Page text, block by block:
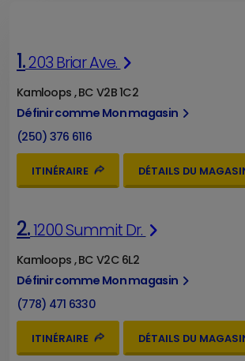
1.203 Briar Ave.
Kamloops , BC V2B 1C2
Définir comme Mon magasin
(250) 376 6116
ITINÉRAIRE DÉTAILS DU
2.1200 Summit Dr.
Kamloops , BC V2C 6L2
Définir comme Mon magasin
(778) 471 6330
ITINÉRAIRE DÉTAILS DU